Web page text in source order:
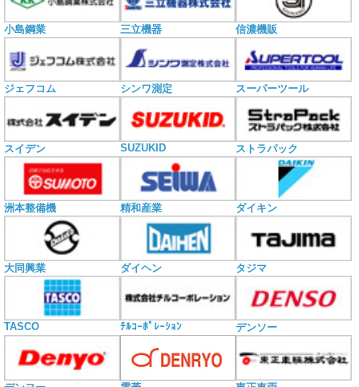
小島鋼業 三立機器 信濃機販
ジェフコム シンワ測定 スーパーツール
スイデン SUZUKID ストラパック
洲本整備機 精和産業 ダイキン
大同興業 ダイヘン タジマ
TASCO ﾁﾙｺｰﾎﾟﾚｰｼｮﾝ デンソー